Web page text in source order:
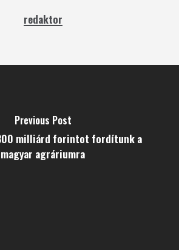
redaktor
Previous Post
milliárd forintot fordítunk a
magyar agráriumra